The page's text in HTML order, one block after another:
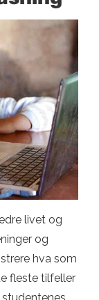
livet og
og
hva som
fleste tilfeller